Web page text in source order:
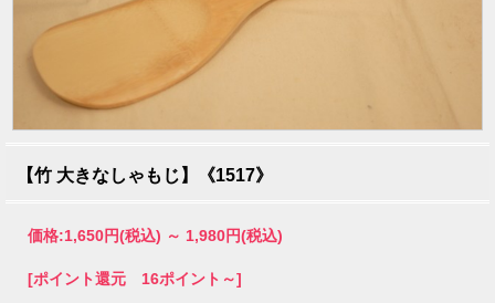
【竹 大きなしゃもじ】《1517》
価格:1,650円(税込) ～ 1,980円(税込)
[ポイント還元 16ポイント～]